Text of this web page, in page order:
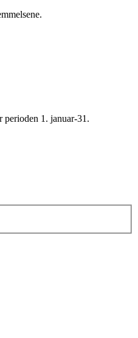
perioden 1. januar-31.